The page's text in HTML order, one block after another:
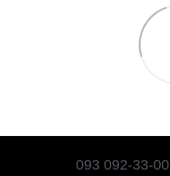
093 092-33-00